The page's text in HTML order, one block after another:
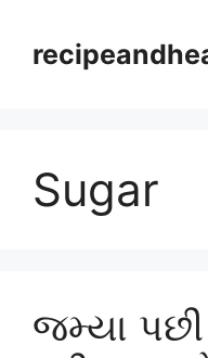
content
Sugar
જમ્યા